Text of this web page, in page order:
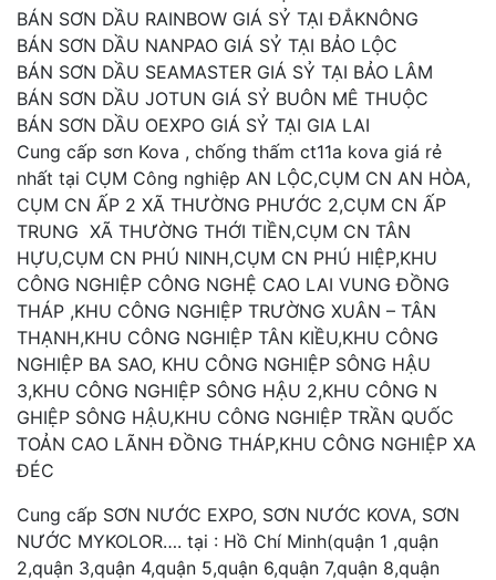
BÁN SƠN DẦU RAINBOW GIÁ SỶ TẠI ĐẮKNÔNG
BÁN SƠN DẦU NANPAO GIÁ SỶ TẠI BẢO LỘC
BÁN SƠN DẦU SEAMASTER GIÁ SỶ TẠI BẢO LÂM
BÁN SƠN DẦU JOTUN GIÁ SỶ BUÔN MÊ THUỘC
BÁN SƠN DẦU OEXPO GIÁ SỶ TẠI GIA LAI
Cung cấp sơn Kova , chống thấm ct11a kova giá rẻ
nhất tại CỤM Công nghiệp AN LỘC,CỤM CN AN HÒA,
CỤM CN ẤP 2 XÃ THƯỜNG PHƯỚC 2,CỤM CN ẤP
TRUNG XÃ THƯỜNG THỚI TIỀN,CỤM CN TÂN
HỰU,CỤM CN PHÚ NINH,CỤM CN PHÚ HIỆP,KHU
CÔNG NGHIỆP CÔNG NGHỆ CAO LAI VUNG ĐỒNG
THÁP ,KHU CÔNG NGHIỆP TRƯỜNG XUÂN – TÂN
THẠNH,KHU CÔNG NGHIỆP TÂN KIỀU,KHU CÔNG
NGHIỆP BA SAO, KHU CÔNG NGHIỆP SÔNG HẬU
3,KHU CÔNG NGHIỆP SÔNG HẬU 2,KHU CÔNG N
GHIỆP SÔNG HẬU,KHU CÔNG NGHIỆP TRẦN QUỐC
TOẢN CAO LÃNH ĐỒNG THÁP,KHU CÔNG NGHIỆP XA
ĐÉC
Cung cấp SƠN NƯỚC EXPO, SƠN NƯỚC KOVA, SƠN
NƯỚC MYKOLOR…. tại : Hồ Chí Minh(quận 1 ,quận
2,quận 3,quận 4,quận 5,quận 6,quận 7,quận 8,quận